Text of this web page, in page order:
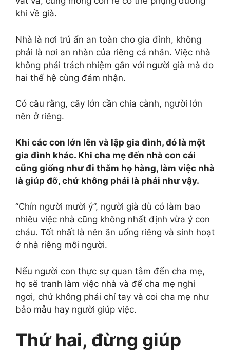
khi về già.
Nhà là nơi trú ẩn an toàn cho gia đình, không
phải là nơi an nhàn của riêng cá nhân. Việc nhà
không phải trách nhiệm gắn với người già mà do
hai thế hệ cùng đảm nhận.
Có câu rằng, cây lớn cần chia cành, người lớn
nên ở riêng.
Khi các con lớn lên và lập gia đình, đó là một
gia đình khác. Khi cha mẹ đến nhà con cái
cũng giống như đi thăm họ hàng, làm việc nhà
là giúp đỡ, chứ không phải là phải như vậy.
“Chín người mười ý”, người già dù có làm bao
nhiêu việc nhà cũng không nhất định vừa ý con
cháu. Tốt nhất là nên ăn uống riêng và sinh hoạt
ở nhà riêng mỗi người.
Nếu người con thực sự quan tâm đến cha mẹ,
họ sẽ tranh làm việc nhà và để cha mẹ nghỉ
ngơi, chứ không phải chỉ tay và coi cha mẹ như
bảo mẫu hay người giúp việc.
Thứ hai, đừng giúp